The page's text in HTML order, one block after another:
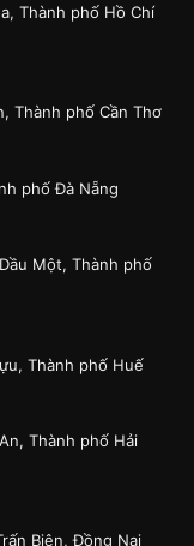
Thành phố Hồ Chí
Thành phố Cần Thơ
phố Đà Nẵng
Một, Thành phố
Thành phố Huế
Thành phố Hải
Biên, Đồng Nai